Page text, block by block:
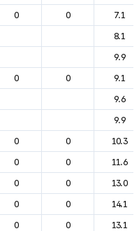
0 0
7.1
8.1
9.9
0 0
9.1
9.6
9.9
0 0
10.3
0 0
11.6
0 0
13.0
0 0
14.1
0 0
13.1